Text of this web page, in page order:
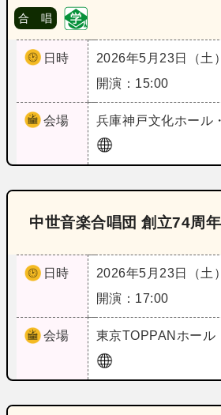
合 唱
日時
2026年5月23日（土）
開演：15:00
会場 兵庫神戸文化ホール
中世音楽合唱団 創立74周
日時
2026年5月23日（土）
開演：17:00
会場 東京TOPPANホール